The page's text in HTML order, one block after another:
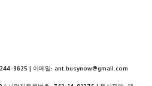
9625 | 이메일: ant.busynow@gmail.com